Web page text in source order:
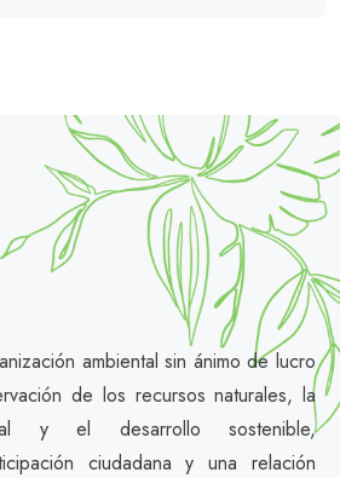
ambiental sin ánimo de lucro
de los recursos naturales, la
y el desarrollo sostenible,
ciudadana y una relación